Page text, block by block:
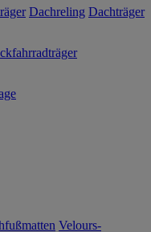
Dachreling Dachträger
Velours-